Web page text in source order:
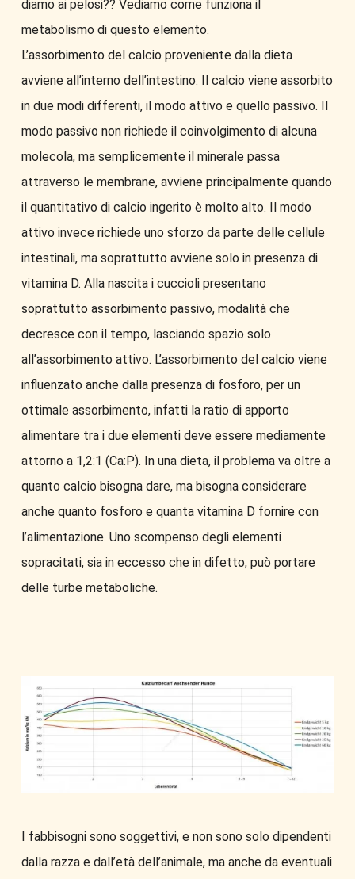
diamo ai pelosi?? Vediamo come funziona il
metabolismo di questo elemento.
L’assorbimento del calcio proveniente dalla dieta
avviene all’interno dell’intestino. Il calcio viene assorbito
in due modi differenti, il modo attivo e quello passivo. Il
modo passivo non richiede il coinvolgimento di alcuna
molecola, ma semplicemente il minerale passa
attraverso le membrane, avviene principalmente quando
il quantitativo di calcio ingerito è molto alto. Il modo
attivo invece richiede uno sforzo da parte delle cellule
intestinali, ma soprattutto avviene solo in presenza di
vitamina D. Alla nascita i cuccioli presentano
soprattutto assorbimento passivo, modalità che
decresce con il tempo, lasciando spazio solo
all’assorbimento attivo. L’assorbimento del calcio viene
influenzato anche dalla presenza di fosforo, per un
ottimale assorbimento, infatti la ratio di apporto
alimentare tra i due elementi deve essere mediamente
attorno a 1,2:1 (Ca:P). In una dieta, il problema va oltre a
quanto calcio bisogna dare, ma bisogna considerare
anche quanto fosforo e quanta vitamina D fornire con
l’alimentazione. Uno scompenso degli elementi
sopracitati, sia in eccesso che in difetto, può portare
delle turbe metaboliche.
I fabbisogni sono soggettivi, e non sono solo dipendenti
dalla razza e dall’età dell’animale, ma anche da eventuali